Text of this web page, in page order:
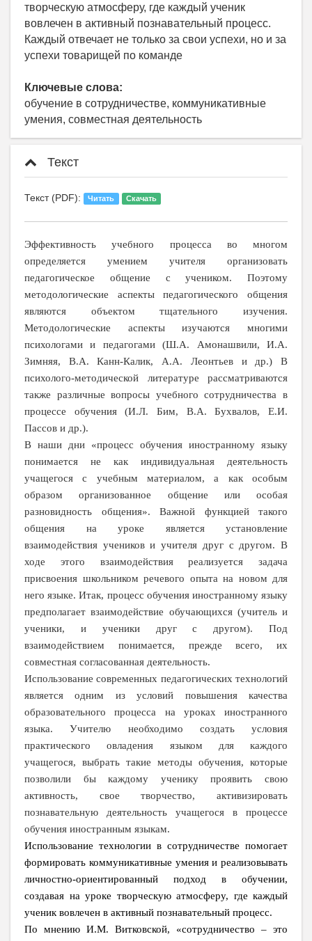
творческую атмосферу, где каждый ученик
вовлечен в активный познавательный процесс.
Каждый отвечает не только за свои успехи, но и за
успехи товарищей по команде
Ключевые слова:
обучение в сотрудничестве, коммуникативные
умения, совместная деятельность
Текст
Текст (PDF): Читать Скачать
Эффективность учебного процесса во многом
определяется умением учителя организовать
педагогическое общение с учеником. Поэтому
методологические аспекты педагогического общения
являются объектом тщательного изучения.
Методологические аспекты изучаются многими
психологами и педагогами (Ш.А. Амонашвили, И.А.
Зимняя, В.А. Канн-Калик, А.А. Леонтьев и др.) В
психолого-методической литературе рассматриваются
также различные вопросы учебного сотрудничества в
процессе обучения (И.Л. Бим, В.А. Бухвалов, Е.И.
Пассов и др.).
В наши дни «процесс обучения иностранному языку
понимается не как индивидуальная деятельность
учащегося с учебным материалом, а как особым
образом организованное общение или особая
разновидность общения». Важной функцией такого
общения на уроке является установление
взаимодействия учеников и учителя друг с другом. В
ходе этого взаимодействия реализуется задача
присвоения школьником речевого опыта на новом для
него языке. Итак, процесс обучения иностранному языку
предполагает взаимодействие обучающихся (учитель и
ученики, и ученики друг с другом). Под
взаимодействием понимается, прежде всего, их
совместная согласованная деятельность.
Использование современных педагогических технологий
является одним из условий повышения качества
образовательного процесса на уроках иностранного
языка. Учителю необходимо создать условия
практического овладения языком для каждого
учащегося, выбрать такие методы обучения, которые
позволили бы каждому ученику проявить свою
активность, свое творчество, активизировать
познавательную деятельность учащегося в процессе
обучения иностранным языкам.
Использование технологии в сотрудничестве помогает
формировать коммуникативные умения и реализовывать
личностно-ориентированный подход в обучении,
создавая на уроке творческую атмосферу, где каждый
ученик вовлечен в активный познавательный процесс.
По мнению И.М. Витковской, «сотрудничество – это